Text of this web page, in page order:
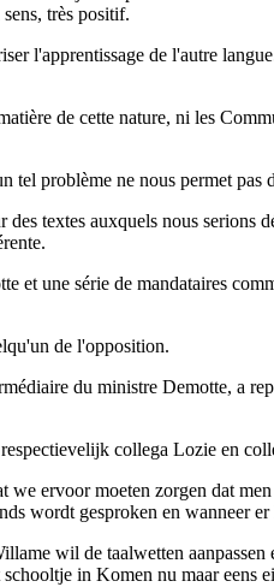
très positif.
l'apprentissage de l'autre
de cette nature, ni les
tel problème ne nous permet pas
textes auxquels nous serions
et une série de mandataires
de l'opposition.
du ministre Demotte, a
collega Lozie en
ervoor moeten zorgen dat
wordt gesproken en wanneer
wil de taalwetten
in Komen nu maar eens